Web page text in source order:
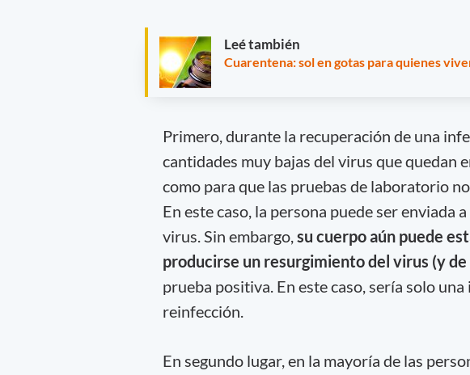
Leé también
Cuarentena: sol en gotas para quienes
Primero, durante la recuperación de una
cantidades muy bajas del virus que quedan
como para que las pruebas de laboratorio
En este caso, la persona puede ser enviada
virus. Sin embargo, su cuerpo aún puede
producirse un resurgimiento del virus (y de
prueba positiva. En este caso, sería solo
reinfección.
En segundo lugar, en la mayoría de las